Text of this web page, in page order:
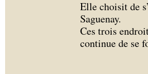
Elle choisit de
Saguenay.
Ces trois
continue de se